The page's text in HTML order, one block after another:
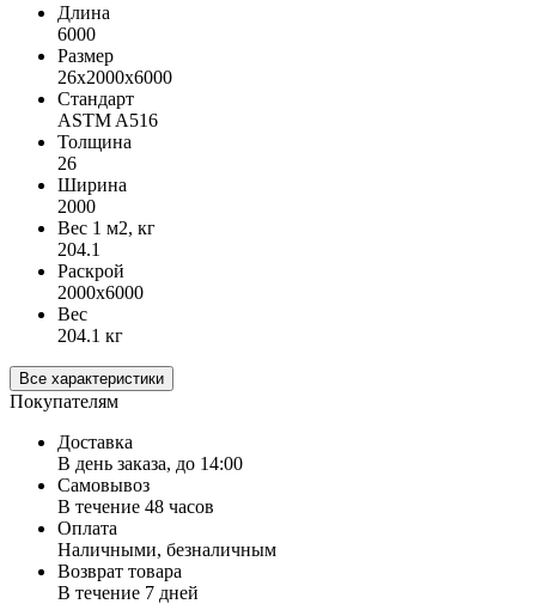
Длина
6000
Размер
26х2000х6000
Стандарт
ASTM A516
Толщина
26
Ширина
2000
Вес 1 м2, кг
204.1
Раскрой
2000х6000
Вес
204.1 кг
Все характеристики
Покупателям
Доставка
В день заказа, до 14:00
Самовывоз
В течение 48 часов
Оплата
Наличными, безналичным
Возврат товара
В течение 7 дней